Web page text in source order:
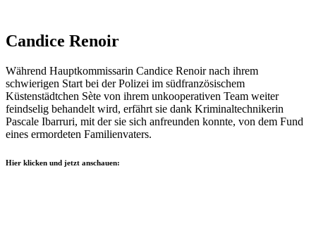
Candice Renoir
Während Hauptkommissarin Candice Renoir nach ihrem
schwierigen Start bei der Polizei im südfranzösischem
Küstenstädtchen Sète von ihrem unkooperativen Team weiter
feindselig behandelt wird, erfährt sie dank Kriminaltechnikerin
Pascale Ibarruri, mit der sie sich anfreunden konnte, von dem Fund
eines ermordeten Familienvaters.
Hier klicken und jetzt anschauen: